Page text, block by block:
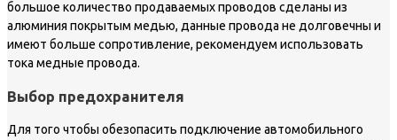
большое количество продаваемых проводов сделаны из
алюминия покрытым медью, данные провода не долговечны и
имеют больше сопротивление, рекомендуем использовать
тока медные провода.
Выбор предохранителя
Для того чтобы обезопасить подключение автомобильного